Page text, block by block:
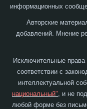
информационных
Авторские
добавлений. Мнение
Исключительные
соответствии с
интеллектуальной
национальный" , и не
любой форме без